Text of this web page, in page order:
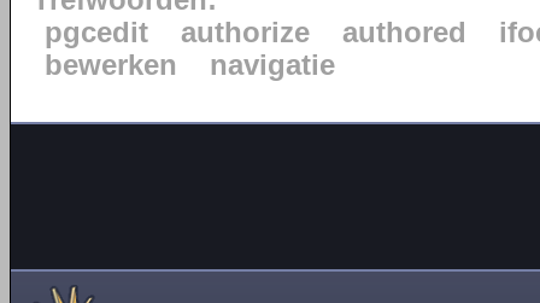
pgcedit
authorize authored
bewerken
navigatie